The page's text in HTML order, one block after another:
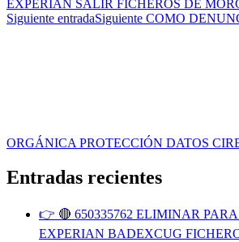
EXPERIAN SALIR FICHEROS DE
Siguiente entradaSiguiente COMO
ORGÁNICA PROTECCIÓN DATOS
Entradas recientes
👉 🔴 650335762 ELIMINAR
EXPERIAN BADEXCUG